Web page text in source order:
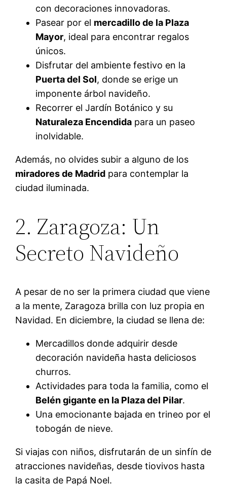
con decoraciones innovadoras.
Pasear por el mercadillo de la Plaza
Mayor, ideal para encontrar regalos
únicos.
Disfrutar del ambiente festivo en la
Puerta del Sol, donde se erige un
imponente árbol navideño.
Recorrer el Jardín Botánico y su
Naturaleza Encendida para un paseo
inolvidable.
Además, no olvides subir a alguno de los
miradores de Madrid para contemplar la
ciudad iluminada.
2. Zaragoza: Un
Secreto Navideño
A pesar de no ser la primera ciudad que viene
a la mente, Zaragoza brilla con luz propia en
Navidad. En diciembre, la ciudad se llena de:
Mercadillos donde adquirir desde
decoración navideña hasta deliciosos
churros.
Actividades para toda la familia, como el
Belén gigante en la Plaza del Pilar.
Una emocionante bajada en trineo por el
tobogán de nieve.
Si viajas con niños, disfrutarán de un sinfín de
atracciones navideñas, desde tiovivos hasta
la casita de Papá Noel.